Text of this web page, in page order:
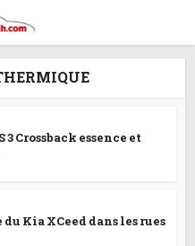
3 Crossback essence et
Kia XCeed dans les rues